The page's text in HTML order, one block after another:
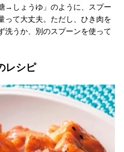
→しょうゆ」のように、スプー
って大丈夫。ただし、ひき肉を
洗うか、別のスプーンを使って
レシピ